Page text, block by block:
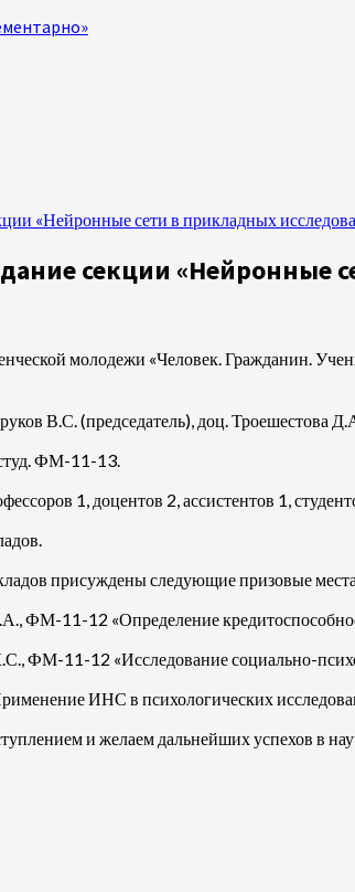
«Нейронные сети в прикладных
секции «Нейронные
молодежи «Человек. Гражданин.
В.С. (председатель), доц. Троешестова
студ. ФМ-11-13.
1, доцентов 2, ассистентов 1,
присуждены следующие призовые
ФМ-11-12 «Определение
ФМ-11-12 «Исследование социально-
ИНС в психологических
и желаем дальнейших успехов в